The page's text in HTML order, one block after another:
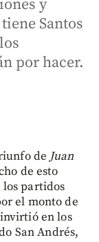
y
Santos
por hacer.
de Juan
de esto
los partidos
el monto de
en los
San Andrés,